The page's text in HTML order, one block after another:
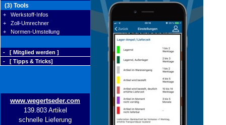
(3) Tools
+ Werkstoff-Infos
+ Zoll-Umrechner
+ Normen-Umstellung
- [ Mitglied werden ]
- [ Tipps & Tricks]
www.wegertseder.com
139.803 Artikel
schnelle Lieferung